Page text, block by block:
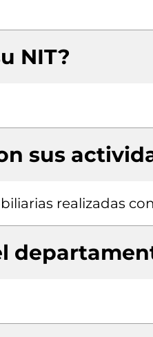
NIT?
sus
realizadas